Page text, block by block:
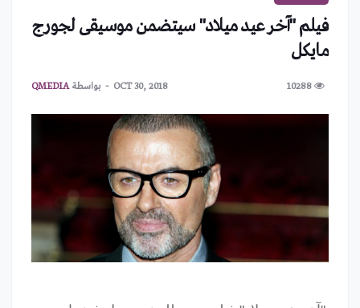
فيلم "آخر عيد ميلاد" سيتضمن موسيقى لجورج
مايكل
10288
OCT 30, 2018 بواسطةQMEDIA